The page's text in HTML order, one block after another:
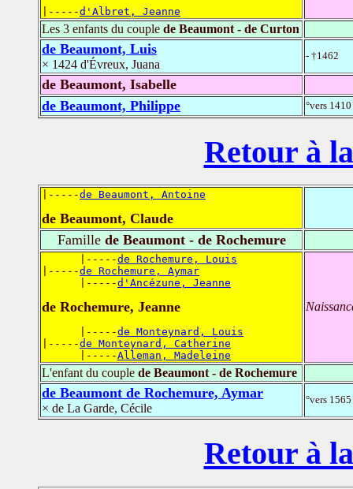
|-----d'Albret, Jeanne
Les 3 enfants du couple de Beaumont - de Curton
de Beaumont, Luis
× 1424 d'Évreux, Juana
- †1462
de Beaumont, Isabelle
de Beaumont, Philippe
°vers
Retour à
|-----de Beaumont, Antoine
de Beaumont, Claude
Famillede Beaumont - de Rochemure
      |-----
de Rochemure, Louis
|-----de Rochemure, Aymar
      |-----
d'Ancézune, Jeanne
de Rochemure, Jeanne
      |-----
de Monteynard, Louis
|-----de Monteynard, Catherine
      |-----
Alleman, Madeleine
L'enfant du couple de Beaumont - de Rochemure
de Beaumont de Rochemure, Aymar
× de La Garde, Cécile
°vers
Retour à